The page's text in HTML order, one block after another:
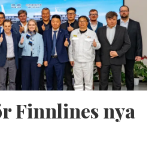
Finnlines nya